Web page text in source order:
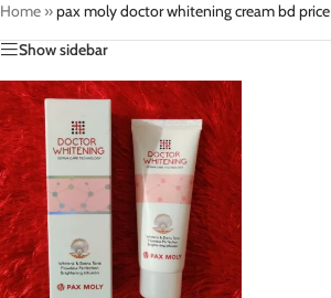
Home »pax moly doctor whitening cream bd price
Show sidebar